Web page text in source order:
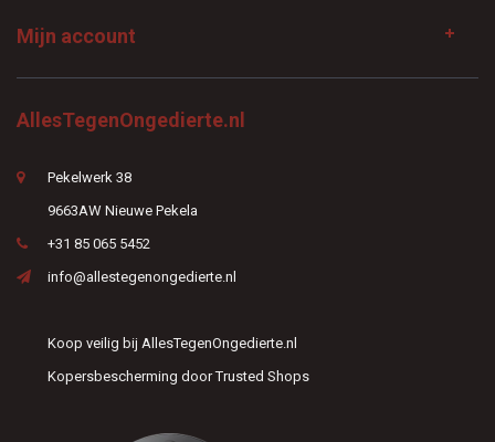
Mijn account
AllesTegenOngedierte.nl
Pekelwerk 38
9663AW Nieuwe Pekela
+31 85 065 5452
info@allestegenongedierte.nl
Koop veilig bij AllesTegenOngedierte.nl
Kopersbescherming door Trusted Shops